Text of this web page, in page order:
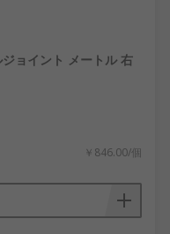
ョイント メートル 右
￥846.00/個